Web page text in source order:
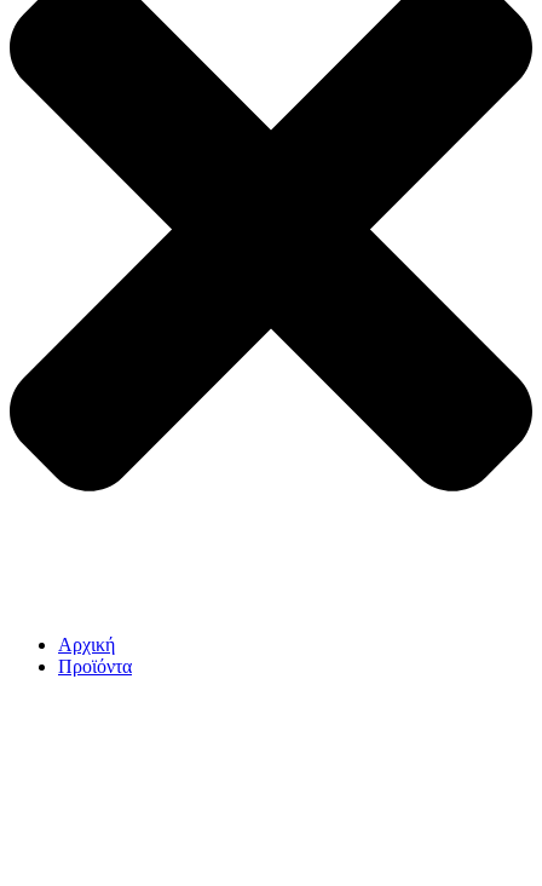
Αρχική
Προϊόντα